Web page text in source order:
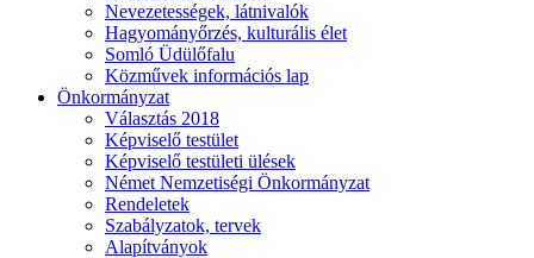
Nevezetességek, látnivalók
Hagyományőrzés, kulturális élet
Somló Üdülőfalu
Közművek információs lap
Önkormányzat
Választás 2018
Képviselő testület
Képviselő testületi ülések
Német Nemzetiségi Önkormányzat
Rendeletek
Szabályzatok, tervek
Alapítványok